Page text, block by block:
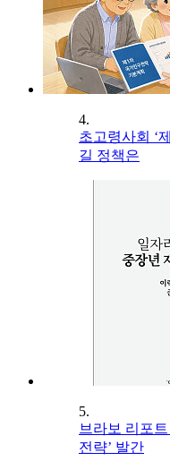
4.
초고령사회 ‘
길 정책은
5.
브라보 리포트
전략’ 발간